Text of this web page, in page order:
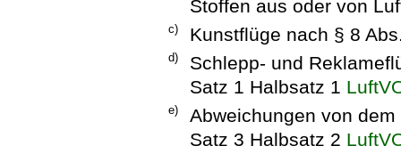
Stoffen aus oder von
c) Kunstflüge nach § 8
d)
Schlepp- und
Satz 1 Halbsatz 1
e)
Abweichungen von
Satz 3 Halbsatz 2